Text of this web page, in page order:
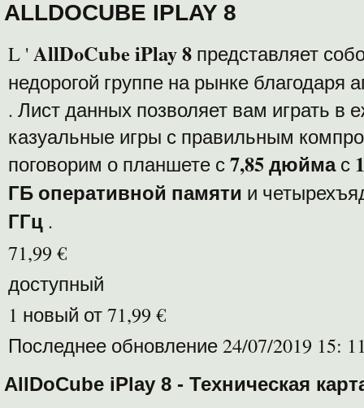
ALLDOCUBE IPLAY 8
L 'AllDoCube iPlay 8 представляет
недорогой группе на рынке благодаря
. Лист данных позволяет вам играть в
казуальные игры с правильным
поговорим о планшете с7,85 дюймас
ГБ оперативной памяти и
ГГц .
71,99 €
доступный
1 новый от 71,99 €
Последнее обновление 24/07/2019 15:
AllDoCube iPlay 8 - Техническая